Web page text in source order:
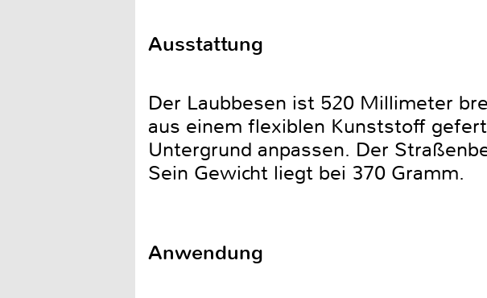
Ausstattung
Der Laubbesen ist 520 Millimeter
aus einem flexiblen Kunststoff
Untergrund anpassen. Der
Sein Gewicht liegt bei 370 Gramm.
Anwendung